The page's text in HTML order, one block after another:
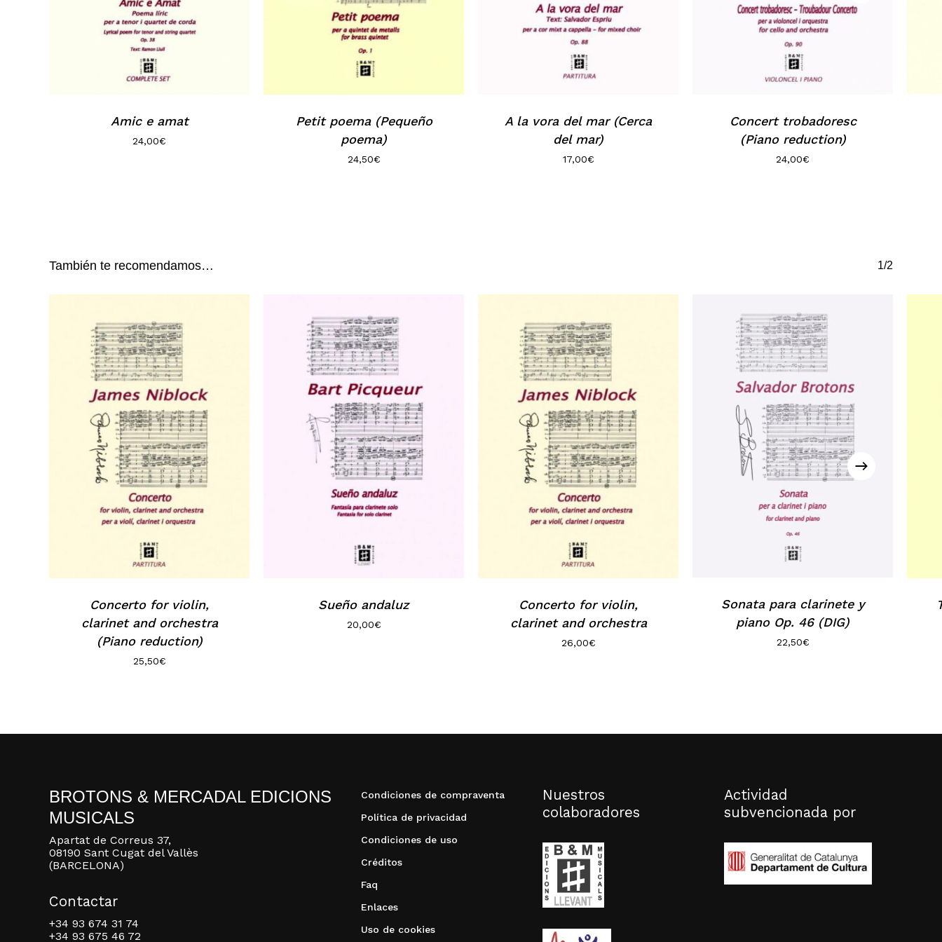
Amic e amat
24,00€
Petit poema (Pequeño
poema)
24,50€
A la vora del mar (Cerca
del mar)
17,00€
Concert trobadoresc
(Piano reduction)
24,00€
También te recomendamos… 1/2
Concerto for violin,
clarinet and orchestra
(Piano reduction)
25,50€
Sueño andaluz
20,00€
Concerto for violin,
clarinet and orchestra
26,00€
Sonata para clarinete y
piano Op. 46 (DIG)
22,50€
BROTONS & MERCADAL EDICIONS
MUSICALS
Apartat de Correus 37,
08190 Sant Cugat del Vallès
(BARCELONA)
Contactar
+34 93 674 31 74
+34 93 675 46 72
Condiciones de compraventa
Política de privacidad
Condiciones de uso
Créditos
Faq
Enlaces
Uso de cookies
Nuestros
colaboradores
Actividad
subvencionada por